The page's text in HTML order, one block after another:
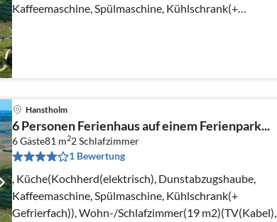
Kaffeemaschine, Spülmaschine, Kühlschrank(+
Gefrierfach)), Wohn-/Schlafzimmer(20 m2)(TV(Kabel)
Hanstholm
6 Personen Ferienhaus auf einem Ferienpark...
6 Gäste81 m22Schlafzimmer
1 Bewertung
, Küche(Kochherd(elektrisch), Dunstabzugshaube,
Kaffeemaschine, Spülmaschine, Kühlschrank(+
Gefrierfach)), Wohn-/Schlafzimmer(19 m2)(TV(Kabel),